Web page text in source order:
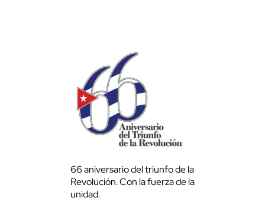
66 aniversario del triunfo de la
Revolución. Con la fuerza de la
unidad.